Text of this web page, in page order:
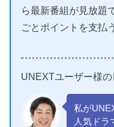
ら最新番組が見放題
ごとポイントを支払
UNEXTユーザー様
私が
人気ドラ